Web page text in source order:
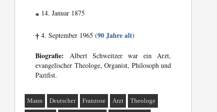
* 14. Januar 1875
† 4. September 1965(90 Jahre alt)
Biografie: Albert Schweitzer war ein Arzt,
evangelischer Theologe, Organist, Philosoph und
Pazifist.
Mann Deutscher Franzose Arzt Theologe